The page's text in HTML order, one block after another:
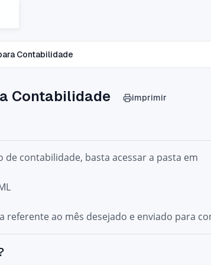
Contabilidade
Contabilidade imprimir
de contabilidade, basta acessar a pasta em
referente ao mês desejado e enviado para